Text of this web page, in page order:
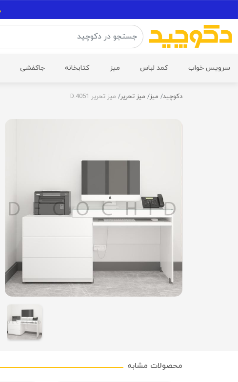
سرویس خواب کمد لباس میز کتابخانه جاکفشی
دکوچید میز میز تحریر میز تحریر D.4051
محصولات مشابه